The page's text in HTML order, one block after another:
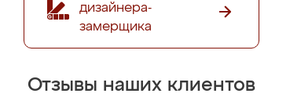
дизайнера-
замерщика
Отзывы наших клиентов